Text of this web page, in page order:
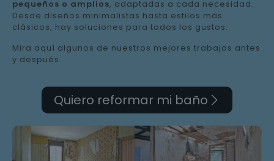
pequeños o amplios, adaptadas a cada necesidad.
Desde diseños minimalistas hasta estilos más
clásicos, hay soluciones para todos los gustos.
Mira aquí algunos de nuestros mejores trabajos antes
y después.
Quiero reformar mi baño